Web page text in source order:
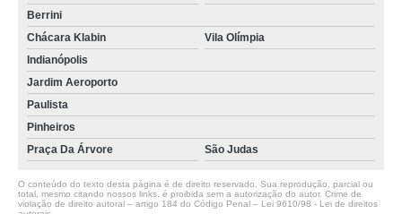
Berrini
Chácara Klabin
Vila Olímpia
Indianópolis
Jardim Aeroporto
Paulista
Pinheiros
Praça Da Árvore
São Judas
O conteúdo do texto desta página é de direito reservado. Sua reprodução, parcial ou
total, mesmo citando nossos links, é proibida sem a autorização do autor. Crime de
violação de direito autoral – artigo 184 do Código Penal – Lei 9610/98 - Lei de direitos